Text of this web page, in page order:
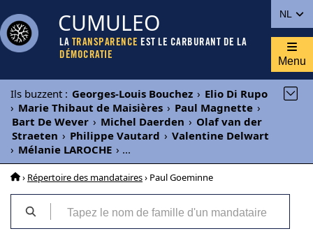
NL
CUMULEO
LA TRANSPARENCE EST LE CARBURANT DE LA
DÉMOCRATIE
Menu
Ils buzzent : Georges-Louis Bouchez › Elio Di Rupo
› Marie Thibaut de Maisières › Paul Magnette ›
Bart De Wever › Michel Daerden › Olaf van der
Straeten › Philippe Vautard › Valentine Delwart
› Mélanie LAROCHE › ...
› Répertoire des mandataires› Paul Goeminne